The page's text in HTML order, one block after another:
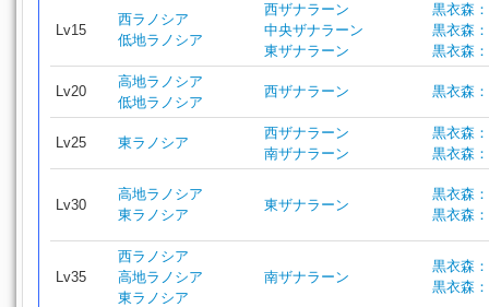
Lv15
西ラノシア
低地ラノシア
西ザナラーン
中央ザナラーン
東ザナラーン
黒衣森
黒衣森
黒衣森
Lv20
高地ラノシア
低地ラノシア
西ザナラーン 黒衣森
Lv25 東ラノシア
西ザナラーン
南ザナラーン
黒衣森
黒衣森
Lv30
高地ラノシア
東ラノシア
東ザナラーン
黒衣森
黒衣森
Lv35
西ラノシア
高地ラノシア
東ラノシア
南ザナラーン
黒衣森
黒衣森